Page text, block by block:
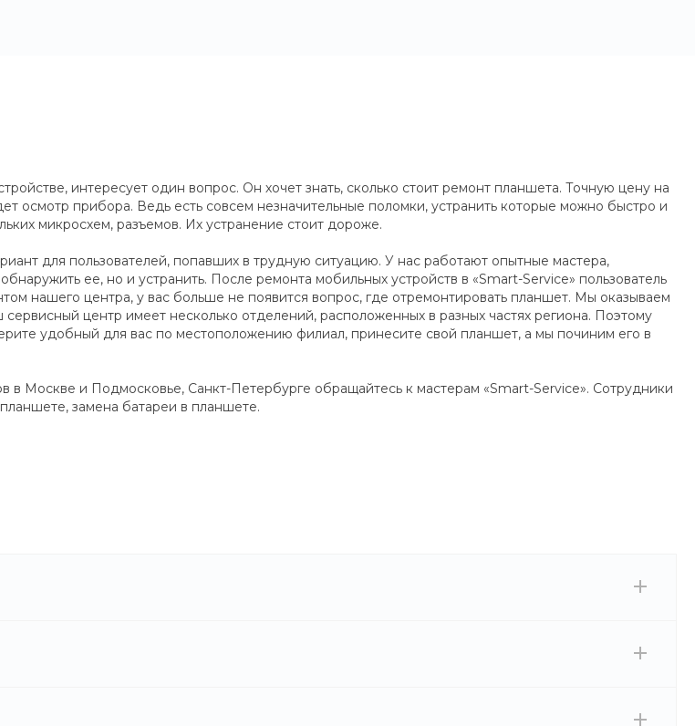
интересует один вопрос. Он хочет знать, сколько стоит ремонт планшета. Точную цену на
осмотр прибора. Ведь есть совсем незначительные поломки, устранить которые можно быстро и
микросхем, разъемов. Их устранение стоит дороже.
для пользователей, попавших в трудную ситуацию. У нас работают опытные мастера,
ее, но и устранить. После ремонта мобильных устройств в «Smart-Service» пользователь
нашего центра, у вас больше не появится вопрос, где отремонтировать планшет. Мы оказываем
центр имеет несколько отделений, расположенных в разных частях региона. Поэтому
удобный для вас по местоположению филиал, принесите свой планшет, а мы починим его в
Москве и Подмосковье, Санкт-Петербурге обращайтесь к мастерам «Smart-Service». Сотрудники
замена батареи в планшете.